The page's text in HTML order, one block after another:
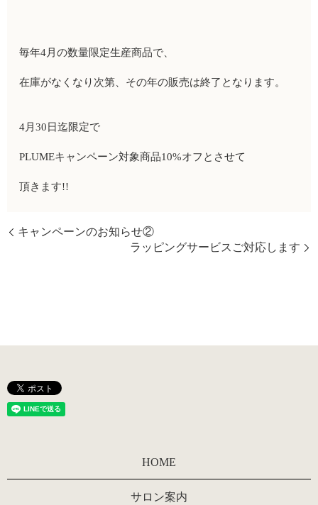
毎年4月の数量限定生産商品で、
在庫がなくなり次第、その年の販売は終了となります。
4月30日迄限定で
PLUMEキャンペーン対象商品10%オフとさせて
頂きます!!
キャンペーンのお知らせ②
ラッピングサービスご対応します
HOME
サロン案内